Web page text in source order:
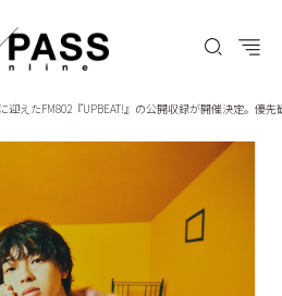
迎えたFM802『UPBEAT!』の公開収録が開催決定。優